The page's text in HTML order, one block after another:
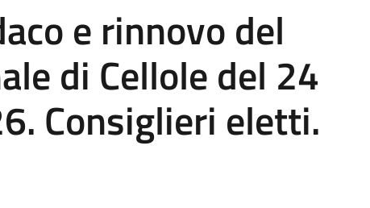
e rinnovo del
di Cellole del 24
Consiglieri eletti.